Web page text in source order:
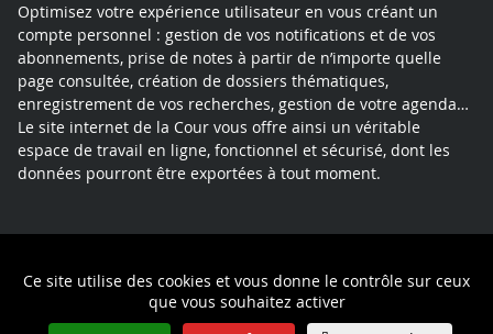
Ce site utilise des cookies et vous donne le contrôle sur ceux
que vous souhaitez activer
Optimisez votre expérience utilisateur en vous créant un
compte personnel : gestion de vos notifications et de vos
abonnements, prise de notes à partir de n’importe quelle
page consultée, création de dossiers thématiques,
enregistrement de vos recherches, gestion de votre agenda…
Le site internet de la Cour vous offre ainsi un véritable
espace de travail en ligne, fonctionnel et sécurisé, dont les
données pourront être exportées à tout moment.
Politique de confidentialité